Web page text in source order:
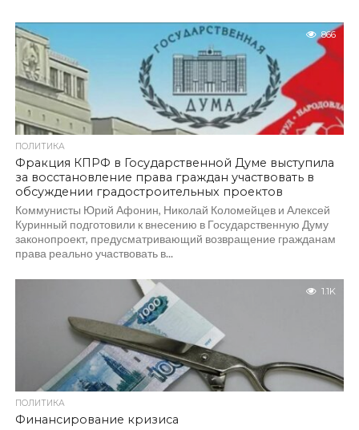
866
ПОЛИТИКА
Фракция КПРФ в Государственной Думе выступила
за восстановление права граждан участвовать в
обсуждении градостроительных проектов
Коммунисты Юрий Афонин, Николай Коломейцев и Алексей
Куринный подготовили к внесению в Государственную Думу
законопроект, предусматривающий возвращение гражданам
права реально участвовать в...
1.1K
ПОЛИТИКА
Финансирование кризиса